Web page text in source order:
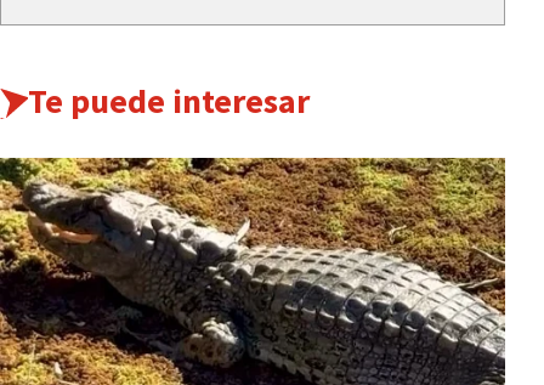
Te puede interesar